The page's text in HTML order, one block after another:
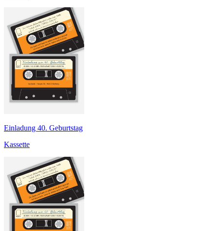
Einladung 40. Geburtstag
Kassette